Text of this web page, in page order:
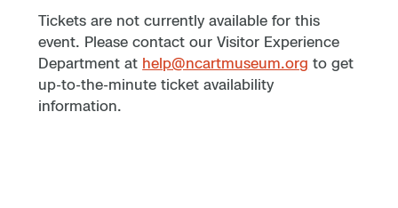
Tickets are not currently available for this
event. Please contact our Visitor Experience
Department at help@ncartmuseum.org to get
up-to-the-minute ticket availability
information.